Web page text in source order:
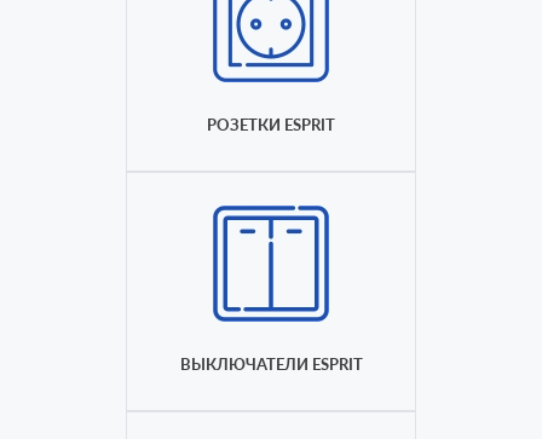
РОЗЕТКИ ESPRIT
ВЫКЛЮЧАТЕЛИ ESPRIT